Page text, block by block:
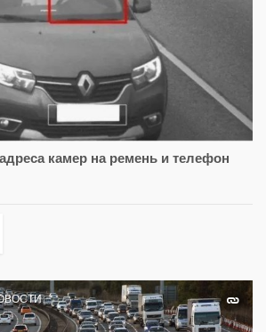
камер на ремень и телефон